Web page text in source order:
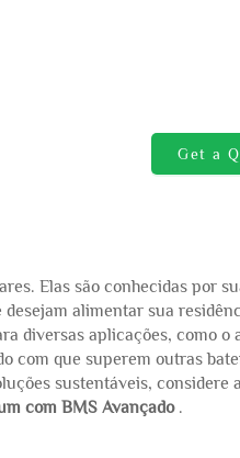
Get a
Elas são conhecidas por
alimentar sua
diversas aplicações, como o
com que superem outras
sustentáveis, considere
com BMS Avançado .